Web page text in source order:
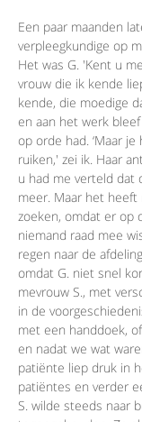
Een paar maanden
verpleegkundige op
Het was G. 'Kent u
vrouw die ik kende
kende, die moedige
en aan het werk
op orde had. ‘Maar
ruiken,' zei ik. Haar
u had me verteld dat
meer. Maar het heeft
zoeken, omdat er op
niemand raad mee
regen naar de
omdat G. niet snel
mevrouw S., met
in de
met een handdoek,
en nadat we wat
patiënte liep druk in
patiëntes en verder
S. wilde steeds naar